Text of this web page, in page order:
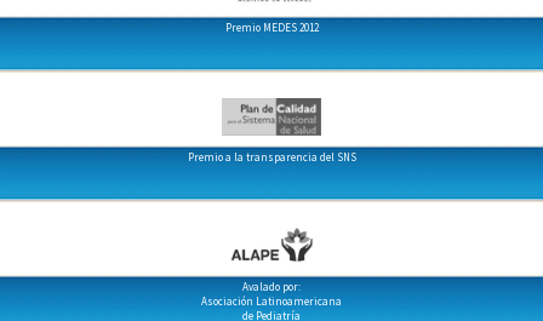
Premio MEDES 2012
Premio a la transparencia del SNS
Avalado por:
Asociación Latinoamericana
de Pediatría